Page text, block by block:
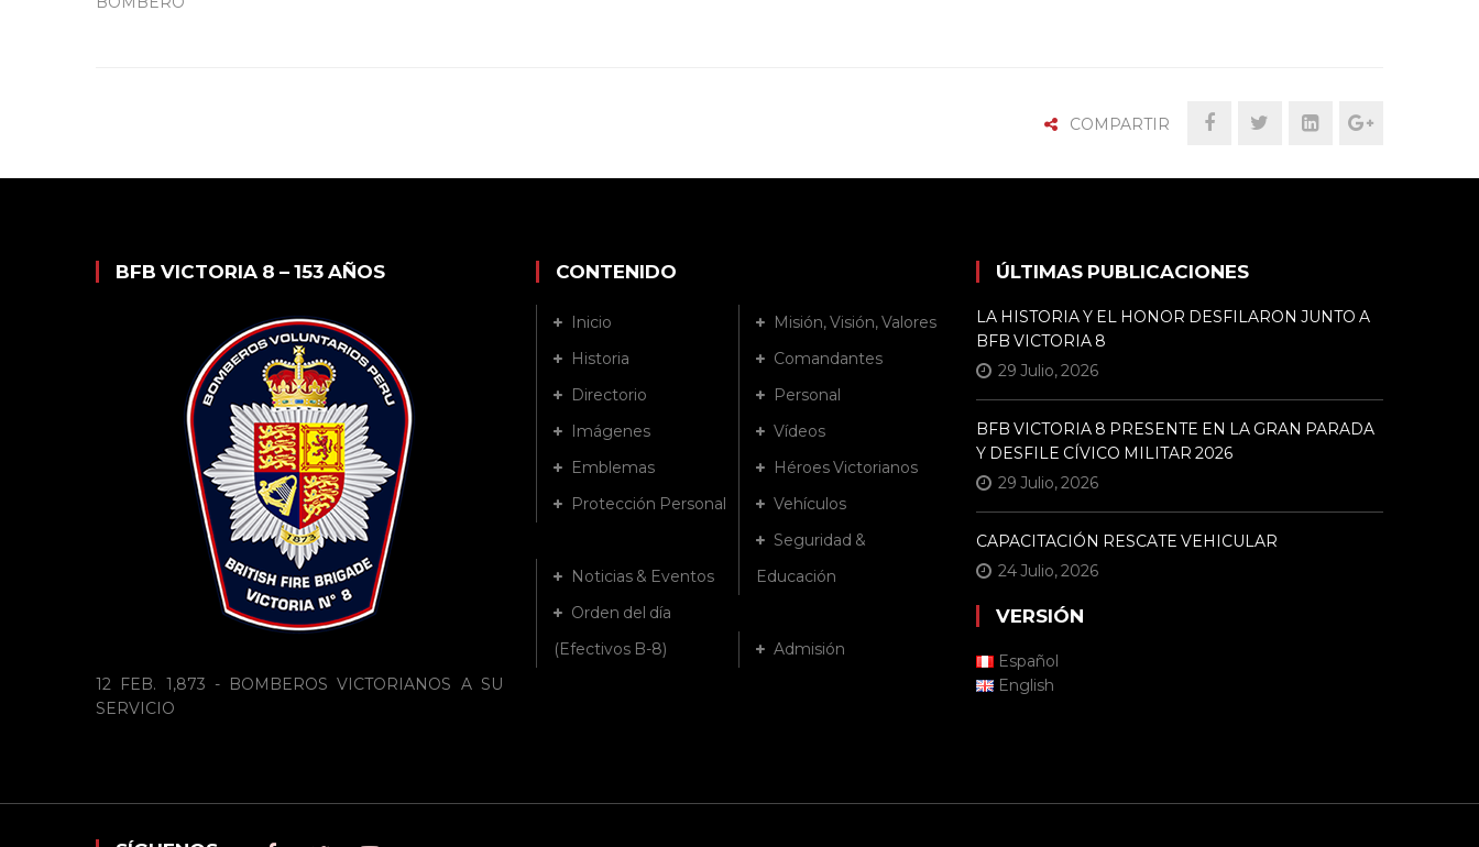
COMPARTIR
BFB VICTORIA 8 – 153 AÑOS
12 FEB. 1,873 - BOMBEROS VICTORIANOS A SU
SERVICIO
CONTENIDO
Inicio
Misión, Visión, Valores
Historia
Comandantes
Directorio
Personal
Imágenes
Vídeos
Emblemas
Héroes Victorianos
Protección Personal
Vehículos
Noticias & Eventos
Seguridad &
Educación
Orden del día
(Efectivos B-8)
Admisión
ÚLTIMAS PUBLICACIONES
LA HISTORIA Y EL HONOR DESFILARON JUNTO A
BFB VICTORIA 8
29 Julio, 2026
BFB VICTORIA 8 PRESENTE EN LA GRAN PARADA
Y DESFILE CÍVICO MILITAR 2026
29 Julio, 2026
CAPACITACIÓN RESCATE VEHICULAR
24 Julio, 2026
VERSIÓN
Español
English